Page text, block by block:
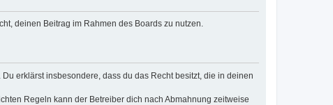
deinen Beitrag im Rahmen des Boards zu nutzen.
erklärst insbesondere, dass du das Recht besitzt, die in deinen
Regeln kann der Betreiber dich nach Abmahnung zeitweise